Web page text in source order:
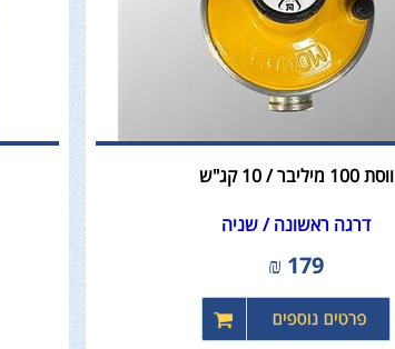
ווסת 100 מיליבר / 10 קג"ש
דרגה ראשונה / שניה
179
₪